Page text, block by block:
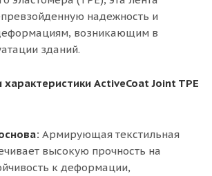
надежность и
возникающим в
зданий.
ActiveCoat Joint TPE
Армирующая текстильная
высокую прочность на
к деформации,